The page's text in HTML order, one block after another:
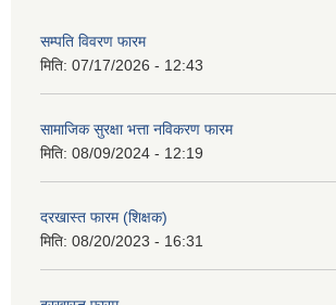
सम्पति विवरण फारम
मिति: 07/17/2026 - 12:43
सामाजिक सुरक्षा भत्ता नविकरण फारम
मिति: 08/09/2024 - 12:19
दरखास्त फारम (शिक्षक)
मिति: 08/20/2023 - 16:31